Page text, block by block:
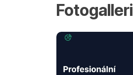
Fotogalleri